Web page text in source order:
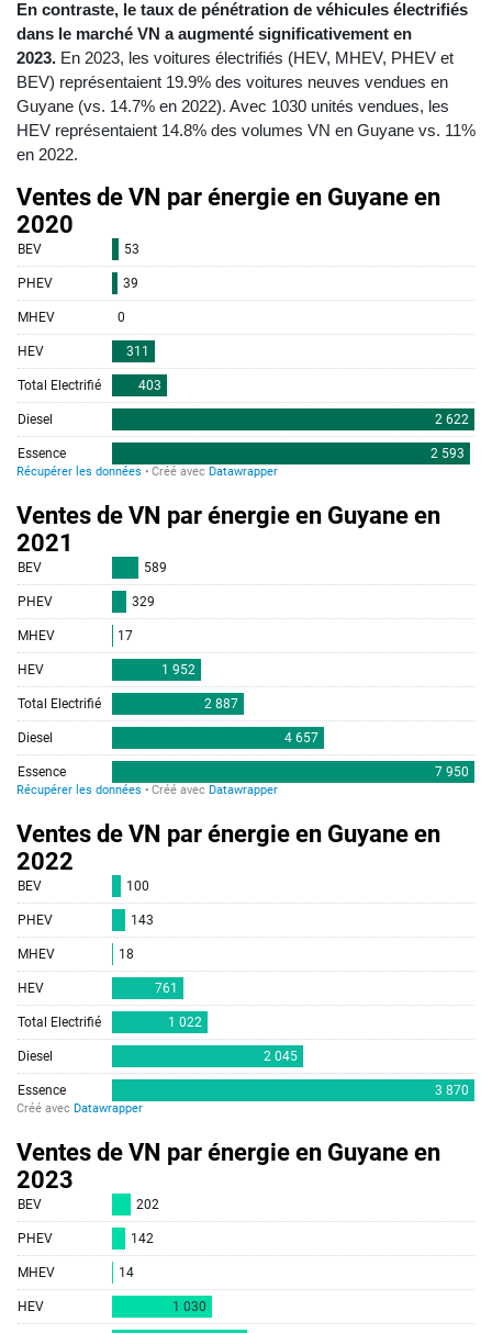
En contraste, le taux de pénétration de véhicules électrifiés
dans le marché VN a augmenté significativement en
2023. En 2023, les voitures électrifiés (HEV, MHEV, PHEV et
BEV) représentaient 19.9% des voitures neuves vendues en
Guyane (vs. 14.7% en 2022). Avec 1030 unités vendues, les
HEV représentaient 14.8% des volumes VN en Guyane vs. 11%
en 2022.